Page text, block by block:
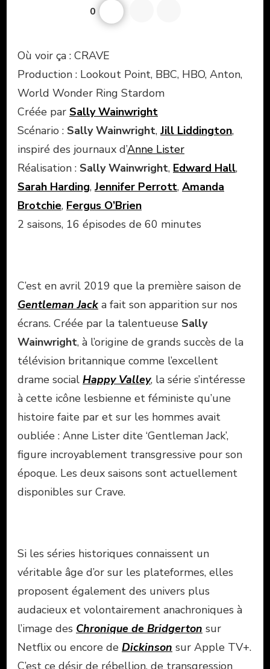
0
Où voir ça : CRAVE
Production : Lookout Point, BBC, HBO, Anton,
World Wonder Ring Stardom
Créée par Sally Wainwright
Scénario : Sally Wainwright, Jill Liddington,
inspiré des journaux d’Anne Lister
Réalisation : Sally Wainwright, Edward Hall,
Sarah Harding, Jennifer Perrott, Amanda
Brotchie, Fergus O’Brien
2 saisons, 16 épisodes de 60 minutes
C’est en avril 2019 que la première saison de
Gentleman Jack a fait son apparition sur nos
écrans. Créée par la talentueuse Sally
Wainwright, à l’origine de grands succès de la
télévision britannique comme l’excellent
drame social Happy Valley, la série s’intéresse
à cette icône lesbienne et féministe qu’une
histoire faite par et sur les hommes avait
oubliée : Anne Lister dite ‘Gentleman Jack’,
figure incroyablement transgressive pour son
époque. Les deux saisons sont actuellement
disponibles sur Crave.
Si les séries historiques connaissent un
véritable âge d’or sur les plateformes, elles
proposent également des univers plus
audacieux et volontairement anachroniques à
l’image des Chronique de Bridgerton sur
Netflix ou encore de Dickinson sur Apple TV+.
C’est ce désir de rébellion, de transgression